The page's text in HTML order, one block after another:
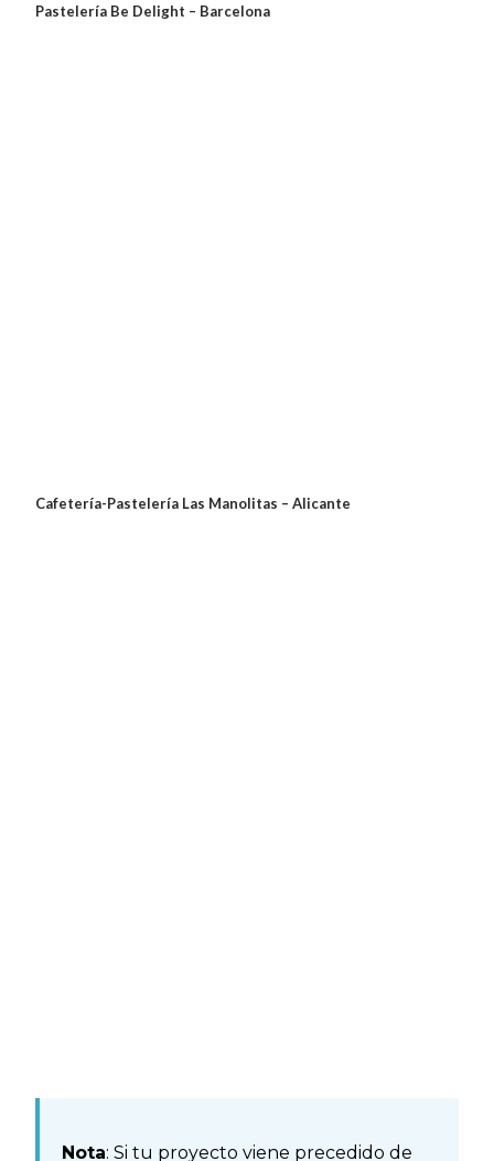
Pastelería Be Delight – Barcelona
Cafetería-Pastelería Las Manolitas – Alicante
Nota: Si tu proyecto viene precedido de